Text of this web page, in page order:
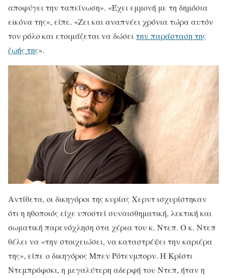
αποφύγει την ταπείνωση». «Έχει εμμονή με τη δημόσια
εικόνα της», είπε. «Ζει και αναπνέει χρόνια τώρα αυτόν
τον ρόλο και ετοιμάζεται να δώσειτην παράσταση της
ζωής της».
Αντίθετα, οι δικηγόροι της κυρίας Χερντ ισχυρίστηκαν
ότι η ηθοποιός είχε υποστεί συναισθηματική, λεκτική και
σωματική παρενόχληση στα χέρια του κ. Ντεπ. Ο κ. Ντεπ
θέλει να «την στοιχειώσει, να καταστρέψει την καριέρα
της», είπε ο δικηγόρος Μπεν Ρότενμπορν. Η Κρίστι
Ντεμπρόφσκι, η μεγαλύτερη αδερφή του Ντεπ, ήταν η